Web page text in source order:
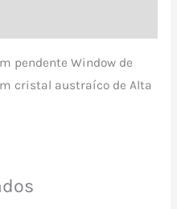
pendente Window de
cristal austraíco de Alta